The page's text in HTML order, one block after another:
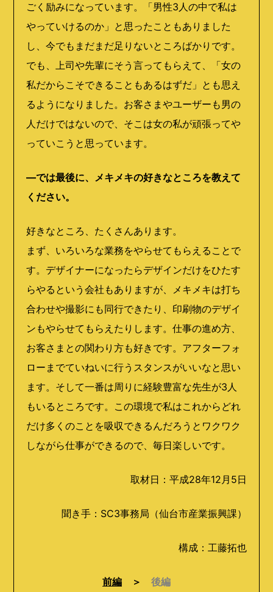
ごく励みになっています。「男性3人の中で私は
やっていけるのか」と思ったこともありました
し、今でもまだまだ足りないところばかりです。
でも、上司や先輩にそう言ってもらえて、「女の
私だからこそできることもあるはずだ」とも思え
るようになりました。お客さまやユーザーも男の
人だけではないので、そこは女の私が頑張ってや
っていこうと思っています。
―では最後に、メキメキの好きなところを教えて
ください。
好きなところ、たくさんあります。
まず、いろいろな業務をやらせてもらえることで
す。デザイナーになったらデザインだけをひたす
らやるという会社もありますが、メキメキは打ち
合わせや撮影にも同行できたり、印刷物のデザイ
ンもやらせてもらえたりします。仕事の進め方、
お客さまとの関わり方も好きです。アフターフォ
ローまでていねいに行うスタンスがいいなと思い
ます。そして一番は周りに経験豊富な先生が3人
もいるところです。この環境で私はこれからどれ
だけ多くのことを吸収できるんだろうとワクワク
しながら仕事ができるので、毎日楽しいです。
取材日：平成28年12月5日
聞き手：SC3事務局 （仙台市産業振興課）
構成：工藤拓也
前編 ＞ 後編